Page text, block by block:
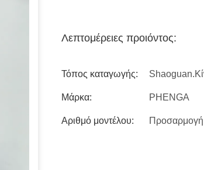
Λεπτομέρειες προιόντος:
Τόπος καταγωγής:
Μάρκα: PHENGA
Αριθμό μοντέλου: Προσαρμογή